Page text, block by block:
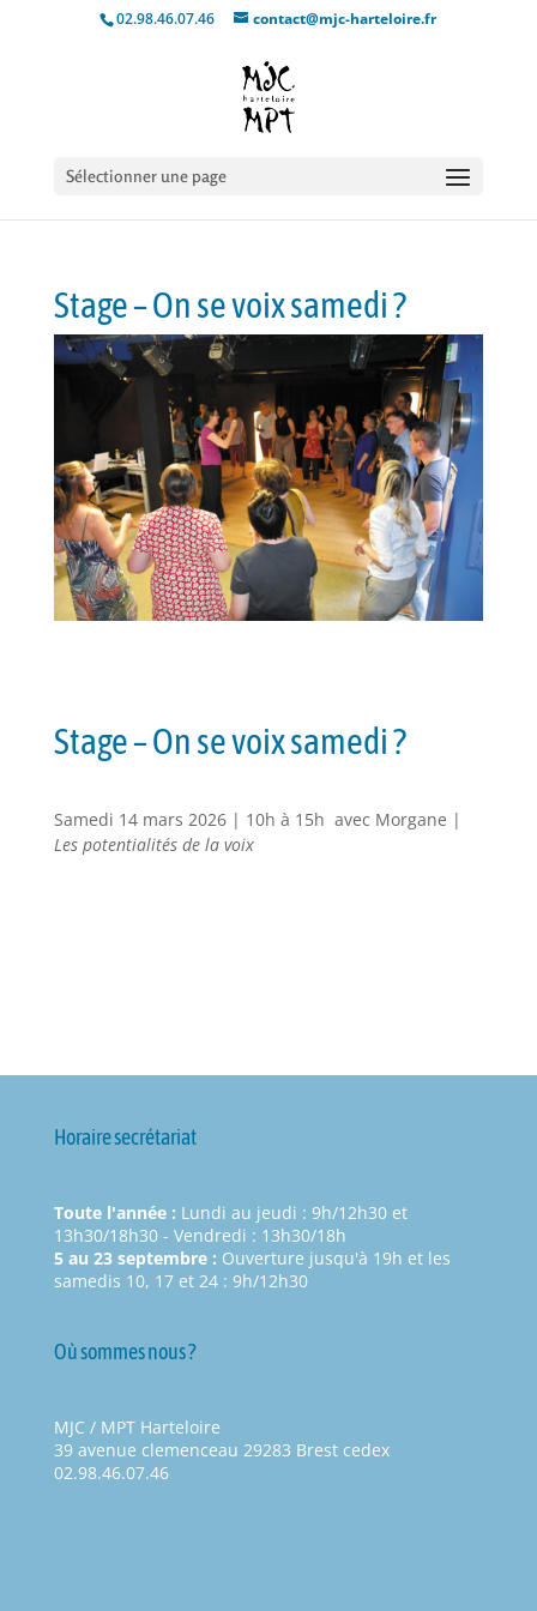
02.98.46.07.46 contact@mjc-harteloire.fr
Sélectionner une page
Stage – On se voix samedi ?
Stage – On se voix samedi ?
Samedi 14 mars 2026 | 10h à 15h avec Morgane |
Les potentialités de la voix
Horaire secrétariat
Toute l'année : Lundi au jeudi : 9h/12h30 et
13h30/18h30 - Vendredi : 13h30/18h
5 au 23 septembre : Ouverture jusqu'à 19h et les
samedis 10, 17 et 24 : 9h/12h30
Où sommes nous ?
MJC / MPT Harteloire
39 avenue clemenceau 29283 Brest cedex
02.98.46.07.46